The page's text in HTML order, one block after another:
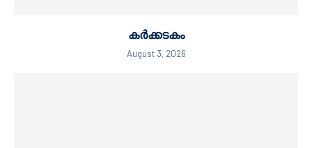
കർക്കടകം
August 3, 2026